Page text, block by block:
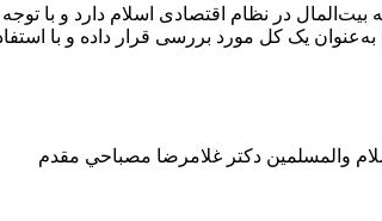
بیت‌المال در نظام اقتصادی اسلام دارد و با
یک کل مورد بررسی قرار داده و با
والمسلمين دكتر غلامرضا مصباحي مقدم